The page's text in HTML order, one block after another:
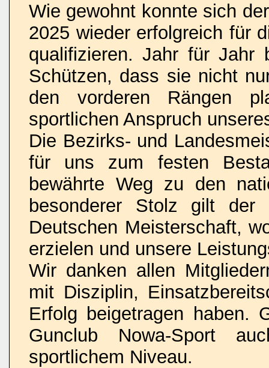
Wie gewohnt konnte sich
2025 wieder erfolgreich für
qualifizieren. Jahr für Jahr
Schützen, dass sie nicht
den vorderen Rängen
sportlichen Anspruch
Die Bezirks- und
für uns zum festen
bewährte Weg zu den
besonderer Stolz gilt der
Deutschen Meisterschaft,
erzielen und unsere
Wir danken allen
mit Disziplin,
Erfolg beigetragen haben.
Gunclub Nowa-Sport
sportlichem Niveau.